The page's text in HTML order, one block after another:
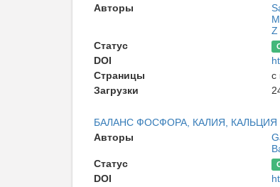
Авторы
Z
Статус
DOI
Страницы
с
Загрузки
БАЛАНС ФОСФОРА, КАЛИЯ,
Авторы
Статус
DOI